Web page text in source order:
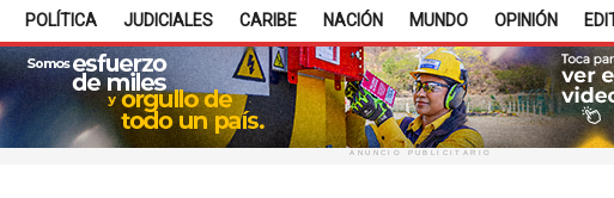
POLÍTICA JUDICIALES CARIBE NACIÓN MUNDO OPINIÓN
ANUNCIO PUBLICITARIO